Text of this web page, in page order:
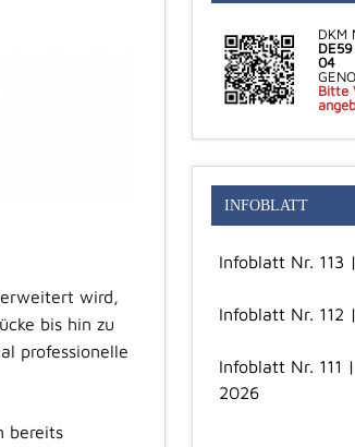
wird,
bis hin zu
professionelle
bereits
DKM
04
Bitte
INFOBLATT
Infoblatt Nr. 113
Infoblatt Nr. 112
Infoblatt Nr. 111
2026